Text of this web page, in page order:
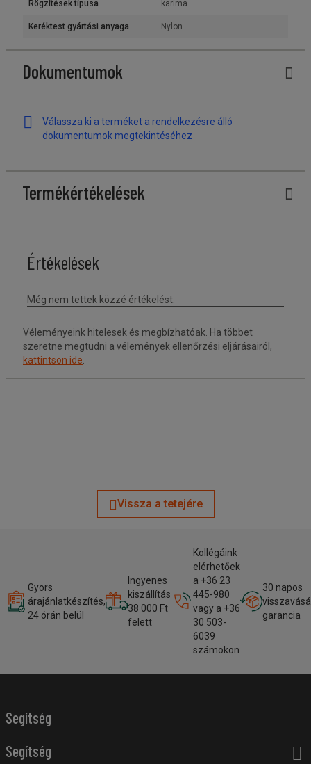
Rögzítések típusa karima
Keréktest gyártási anyaga Nylon
Dokumentumok
Válassza ki a terméket a rendelkezésre álló
dokumentumok megtekintéséhez
Termékértékelések
Véleményeink hitelesek és megbízhatóak. Ha többet
szeretne megtudni a vélemények ellenőrzési eljárásairól,
kattintson ide
Vissza a tetejére
Gyors
árajánlatkészítés,
24 órán belül
Ingyenes
kiszállítás
38 000 Ft
felett
Kollégáink
elérhetőek
a +36 23
445-980
vagy a +36
30 503-
6039
számokon
30 napos
garancia
Segítség
Segítség